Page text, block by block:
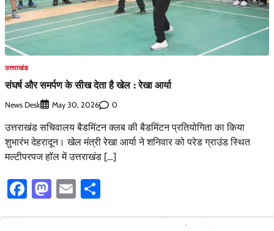
उत्तराखंड
संघर्ष और समर्पण के सीख देता है खेल : रेखा आर्या
News Desk May 30, 2026 0
उत्तराखंड सचिवालय बैडमिंटन क्लब की बैडमिंटन प्रतियोगिता का किया
शुभारंभ देहरादून। खेल मंत्री रेखा आर्या ने शनिवार को परेड ग्राउंड स्थित
मल्टीपरपज हॉल में उत्तराखंड […]
Facebook
Mastodon
Email